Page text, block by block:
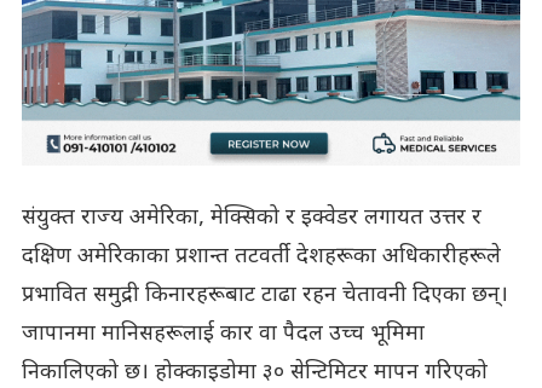
संयुक्त राज्य अमेरिका, मेक्सिको र इक्वेडर लगायत उत्तर र
दक्षिण अमेरिकाका प्रशान्त तटवर्ती देशहरूका अधिकारीहरूले
प्रभावित समुद्री किनारहरूबाट टाढा रहन चेतावनी दिएका छन्।
जापानमा मानिसहरूलाई कार वा पैदल उच्च भूमिमा
निकालिएको छ। होक्काइडोमा ३० सेन्टिमिटर मापन गरिएको